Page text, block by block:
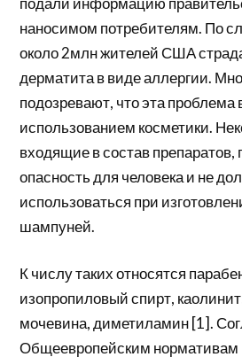
наносимом потребителям. По
около 2млн жителей США
дерматита в виде аллергии.
подозревают, что эта проблема
использованием косметики.
входящие в состав
опасность для человека и не
использоваться при
шампуней.
К числу таких относятся
изопропиловый спирт,
мочевина, диметиламин [1].
Общеевропейским нормативам